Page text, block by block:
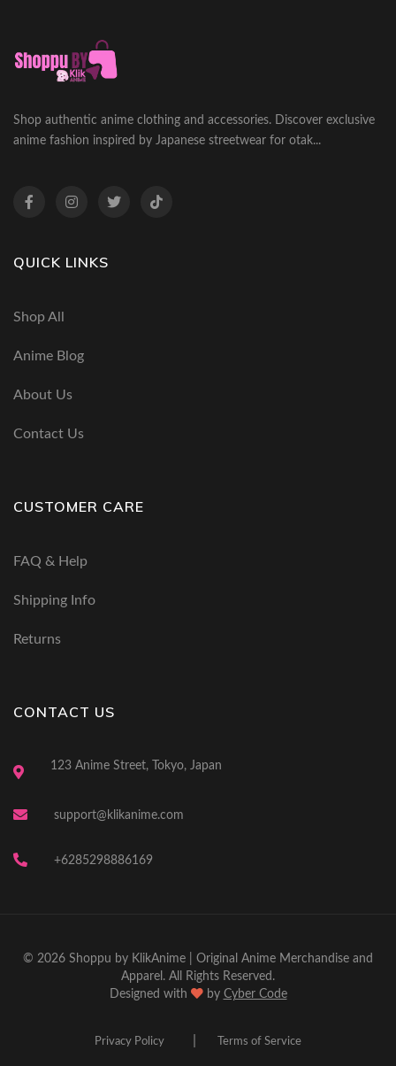
Shop authentic anime clothing and accessories. Discover exclusive
anime fashion inspired by Japanese streetwear for otak...
QUICK LINKS
Shop All
Anime Blog
About Us
Contact Us
CUSTOMER CARE
FAQ & Help
Shipping Info
Returns
CONTACT US
123 Anime Street, Tokyo, Japan
support@klikanime.com
+6285298886169
© 2026 Shoppu by KlikAnime | Original Anime Merchandise and
Apparel. All Rights Reserved.
Designed with
by Cyber Code
Privacy Policy Terms of Service